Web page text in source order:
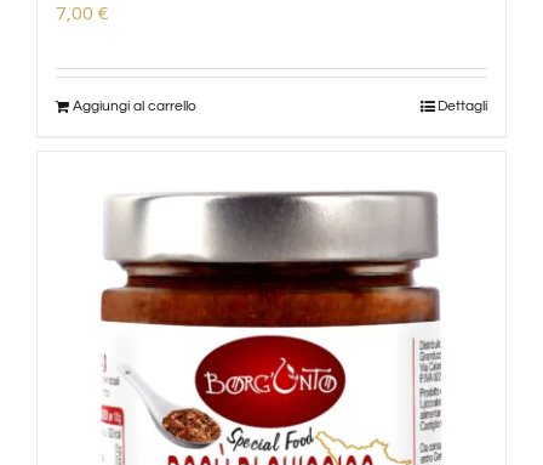
7,00 €
Aggiungi al carrello Dettagli